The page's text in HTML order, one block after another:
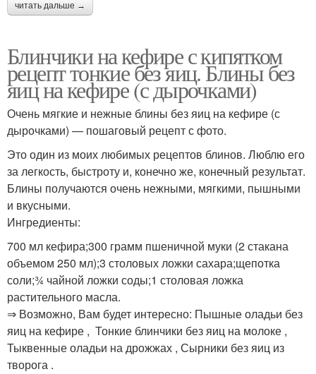
читать дальше →
Блинчики на кефире с кипятком
рецепт тонкие без яиц. Блины без
яиц на кефире (с дырочками)
Очень мягкие и нежные блины без яиц на кефире (с
дырочками) — пошаговый рецепт с фото.
Это один из моих любимых рецептов блинов. Люблю его
за легкость, быстроту и, конечно же, конечный результат.
Блины получаются очень нежными, мягкими, пышными
и вкусными.
Ингредиенты:
700 мл кефира;300 грамм пшеничной муки (2 стакана
объемом 250 мл);3 столовых ложки сахара;щепотка
соли;¾ чайной ложки соды;1 столовая ложка
растительного масла.
⇒ Возможно, Вам будет интересно: Пышные оладьи без
яиц на кефире , Тонкие блинчики без яиц на молоке ,
Тыквенные оладьи на дрожжах , Сырники без яиц из
творога .